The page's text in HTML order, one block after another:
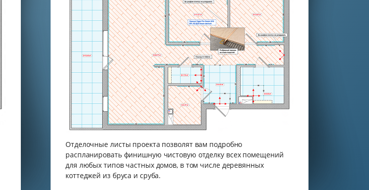
Отделочные листы проекта позволят вам подробно
распланировать финишную чистовую отделку всех помещений
для любых типов частных домов, в том числе деревянных
коттеджей из бруса и сруба.